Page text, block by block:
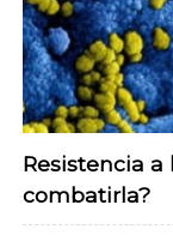
Resistencia
combatirla?